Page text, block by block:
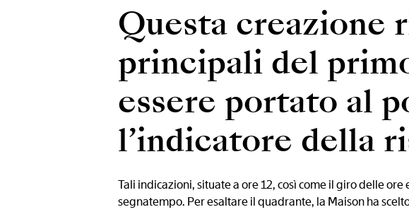
Questa creazione
principali del
essere portato al
l’indicatore della
Tali indicazioni, situate a ore 12, così come il giro delle
segnatempo. Per esaltare il quadrante, la Maison ha